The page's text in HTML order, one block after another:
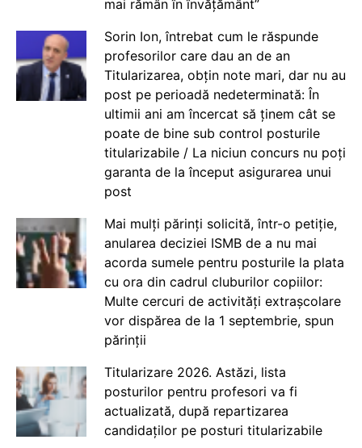
mai rămân în învățământ”
Sorin Ion, întrebat cum le răspunde
profesorilor care dau an de an
Titularizarea, obțin note mari, dar nu au
post pe perioadă nedeterminată: În
ultimii ani am încercat să ținem cât se
poate de bine sub control posturile
titularizabile / La niciun concurs nu poți
garanta de la început asigurarea unui
post
Mai mulți părinți solicită, într-o petiție,
anularea deciziei ISMB de a nu mai
acorda sumele pentru posturile la plata
cu ora din cadrul cluburilor copiilor:
Multe cercuri de activități extrașcolare
vor dispărea de la 1 septembrie, spun
părinții
Titularizare 2026. Astăzi, lista
posturilor pentru profesori va fi
actualizată, după repartizarea
candidaților pe posturi titularizabile